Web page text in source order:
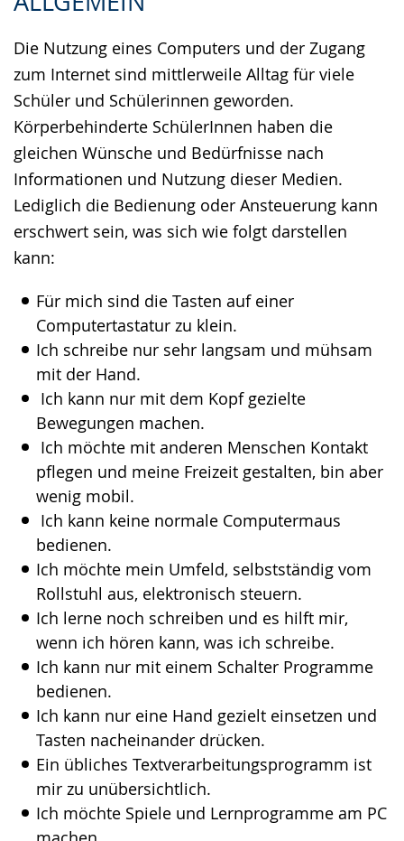
Die Nutzung eines Computers und der Zugang
zum Internet sind mittlerweile Alltag für viele
Schüler und Schülerinnen geworden.
Körperbehinderte SchülerInnen haben die
gleichen Wünsche und Bedürfnisse nach
Informationen und Nutzung dieser Medien.
Lediglich die Bedienung oder Ansteuerung kann
erschwert sein, was sich wie folgt darstellen
kann:
Für mich sind die Tasten auf einer
Computertastatur zu klein.
Ich schreibe nur sehr langsam und mühsam
mit der Hand.
Ich kann nur mit dem Kopf gezielte
Bewegungen machen.
Ich möchte mit anderen Menschen Kontakt
pflegen und meine Freizeit gestalten, bin aber
wenig mobil.
Ich kann keine normale Computermaus
bedienen.
Ich möchte mein Umfeld, selbstständig vom
Rollstuhl aus, elektronisch steuern.
Ich lerne noch schreiben und es hilft mir,
wenn ich hören kann, was ich schreibe.
Ich kann nur mit einem Schalter Programme
bedienen.
Ich kann nur eine Hand gezielt einsetzen und
Tasten nacheinander drücken.
Ein übliches Textverarbeitungsprogramm ist
mir zu unübersichtlich.
Ich möchte Spiele und Lernprogramme am PC
Gebärdensprache
wird
angezeigt.